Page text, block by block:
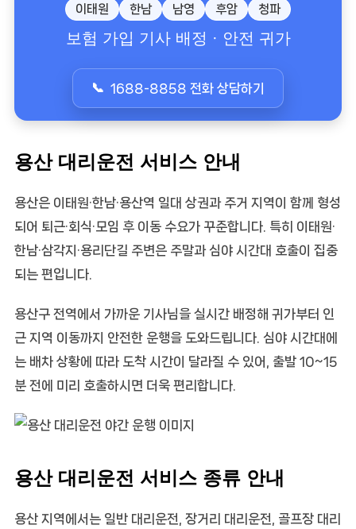
이태원 한남 남영 후암 청파
보험 가입 기사 배정 · 안전 귀가
1688-8858 전화 상담하기
용산 대리운전 서비스 안내
용산은 이태원·한남·용산역 일대 상권과 주거 지역이 함께 형성
되어 퇴근·회식·모임 후 이동 수요가 꾸준합니다. 특히 이태원·
한남·삼각지·용리단길 주변은 주말과 심야 시간대 호출이 집중
되는 편입니다.
용산구 전역에서 가까운 기사님을 실시간 배정해 귀가부터 인
근 지역 이동까지 안전한 운행을 도와드립니다. 심야 시간대에
는 배차 상황에 따라 도착 시간이 달라질 수 있어, 출발 10~15
분 전에 미리 호출하시면 더욱 편리합니다.
용산 대리운전 서비스 종류 안내
용산 지역에서는 일반 대리운전, 장거리 대리운전, 골프장 대리